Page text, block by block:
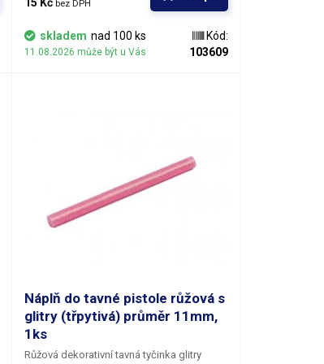
vzhledem určena především pro výtvarné
účely k dekoračnímu lepení či zdobení.
Tyčinky se vyznačují výbornou přilnavostí k
všem běžným povrchům a materiálům jako
bez DPH
skladem nad 100 ks
11.08.2026 může být u Vás
Kód:
103609
Náplň do tavné pistole růžová s
glitry (třpytivá) průměr 11mm,
1ks
Růžová dekorativní tavná tyčinka glitry